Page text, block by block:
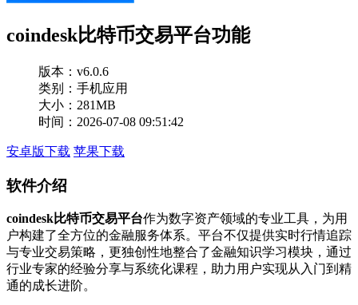
coindesk比特币交易平台功能
版本： v6.0.6
类别：手机应用
大小：281MB
时间：2026-07-08 09:51:42
安卓版下载 苹果下载
软件介绍
coindesk比特币交易平台作为数字资产领域的专业工具，为用
户构建了全方位的金融服务体系。平台不仅提供实时行情追踪
与专业交易策略，更独创性地整合了金融知识学习模块，通过
行业专家的经验分享与系统化课程，助力用户实现从入门到精
通的成长进阶。